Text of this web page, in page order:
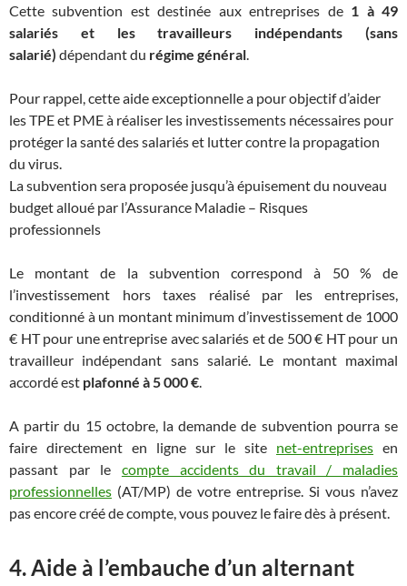
Cette subvention est destinée aux entreprises de 1 à 49
salariés et les travailleurs indépendants (sans
salarié) dépendant du régime général
Pour rappel, cette aide exceptionnelle a pour objectif d’aider
les TPE et PME à réaliser les investissements nécessaires pour
protéger la santé des salariés et lutter contre la propagation
du virus.
La subvention sera proposée jusqu’à épuisement du nouveau
budget alloué par l’Assurance Maladie – Risques
professionnels
Le montant de la subvention correspond à 50 % de
l’investissement hors taxes réalisé par les entreprises,
conditionné à un montant minimum d’investissement de 1000
€ HT pour une entreprise avec salariés et de 500 € HT pour un
travailleur indépendant sans salarié. Le montant maximal
accordé est plafonné à 5 000 €
A partir du 15 octobre, la demande de subvention pourra se
faire directement en ligne sur le site net-entreprises en
passant par le compte accidents du travail / maladies
professionnelles (AT/MP) de votre entreprise. Si vous n’avez
pas encore créé de compte, vous pouvez le faire dès à présent.
4. Aide à l’embauche d’un alternant